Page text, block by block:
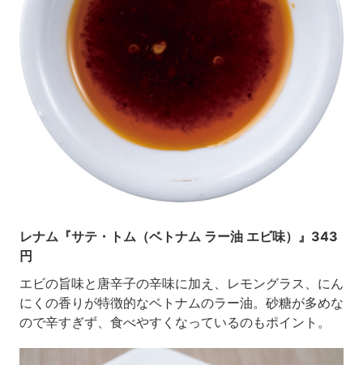
レナム『サテ・トム（ベトナム ラー油 エビ味）』343
円
エビの旨味と唐辛子の辛味に加え、レモングラス、にん
にくの香りが特徴的なベトナムのラー油。砂糖が多めな
ので辛すぎず、食べやすくなっているのもポイント。